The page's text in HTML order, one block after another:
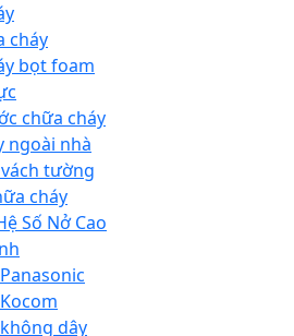
cháy
bọt foam
chữa cháy
ngoài nhà
tường
cháy
Số Nở Cao
dây